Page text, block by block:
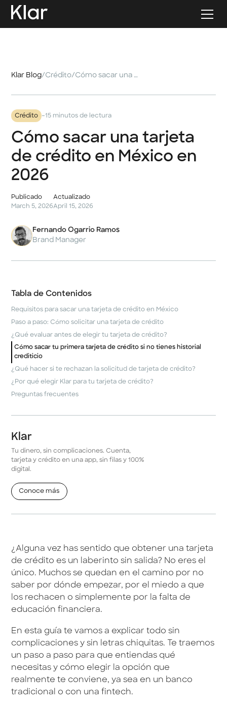
Klar Blog/Crédito/ Cómo sacar una tarjeta de crédito en México en 2026
Crédito -15 minutos de lectura
Cómo sacar una tarjeta
de crédito en México en
2026
Publicado
March 5, 2026
Actualizado
April 15, 2026
Fernando Ogarrio Ramos
Brand Manager
Tabla de Contenidos
Requisitos para sacar una tarjeta de crédito en México
Paso a paso: Cómo solicitar una tarjeta de crédito
¿Qué evaluar antes de elegir tu tarjeta de crédito?
Cómo sacar tu primera tarjeta de crédito si no tienes historial
crediticio
¿Qué hacer si te rechazan la solicitud de tarjeta de crédito?
¿Por qué elegir Klar para tu tarjeta de crédito?
Preguntas frecuentes
Klar
Tu dinero, sin complicaciones. Cuenta,
tarjeta y crédito en una app, sin filas y 100%
digital.
Conoce más
¿Alguna vez has sentido que obtener una tarjeta
de crédito es un laberinto sin salida? No eres el
único. Muchos se quedan en el camino por no
saber por dónde empezar, por el miedo a que
los rechacen o simplemente por la falta de
educación financiera.
En esta guía te vamos a explicar todo sin
complicaciones y sin letras chiquitas. Te traemos
un paso a paso para que entiendas qué
necesitas y cómo elegir la opción que
realmente te conviene, ya sea en un banco
tradicional o con una fintech.